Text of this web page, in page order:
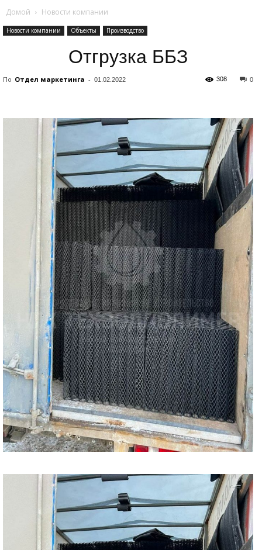
Домой Новости компании
Новости компании Объекты Производство
Отгрузка ББЗ
По Отдел маркетинга - 01.02.2022 0
308